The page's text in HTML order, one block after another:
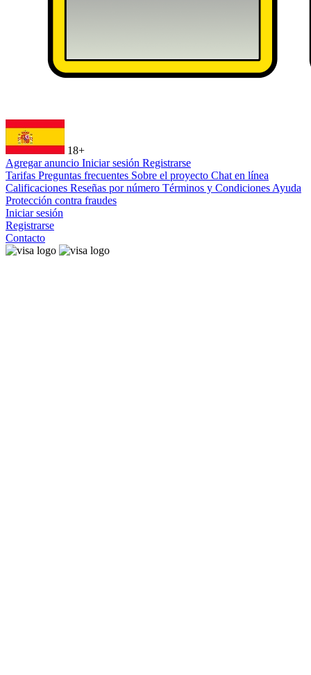
18+
Agregar anuncio Iniciar sesión Registrarse
Tarifas Preguntas frecuentes Sobre el proyecto Chat en línea
Calificaciones Reseñas por número Términos y Condiciones Ayuda
Protección contra fraudes
Iniciar sesión
Registrarse
Contacto